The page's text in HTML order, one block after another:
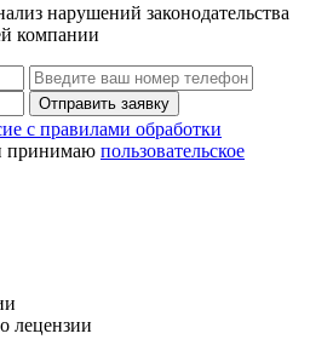
нарушений законодательства
компании
Отправить заявку
с правилами обработки
принимаю пользовательское
лецензии